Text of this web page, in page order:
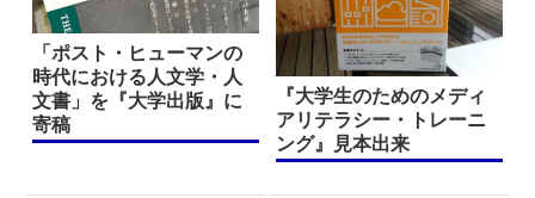
「ポスト・ヒューマンの
時代における人文学・人
文書」を『大学出版』に
寄稿
『大学生のためのメディ
アリテラシー・トレーニ
ング』見本出来